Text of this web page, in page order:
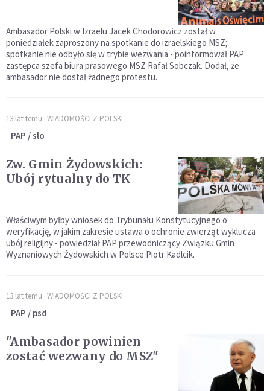
Ambasador Polski w Izraelu Jacek Chodorowicz został w
poniedziałek zaproszony na spotkanie do izraelskiego MSZ;
spotkanie nie odbyło się w trybie wezwania - poinformował PAP
zastępca szefa biura prasowego MSZ Rafał Sobczak. Dodał, że
ambasador nie dostał żadnego protestu.
13 lat temu WIADOMOŚCI Z POLSKI
PAP / slo
Zw. Gmin Żydowskich:
Ubój rytualny do TK
Właściwym byłby wniosek do Trybunału Konstytucyjnego o
weryfikację, w jakim zakresie ustawa o ochronie zwierząt wyklucza
ubój religijny - powiedział PAP przewodniczący Związku Gmin
Wyznaniowych Żydowskich w Polsce Piotr Kadlcik.
13 lat temu WIADOMOŚCI Z POLSKI
PAP / psd
"Ambasador powinien
zostać wezwany do MSZ"